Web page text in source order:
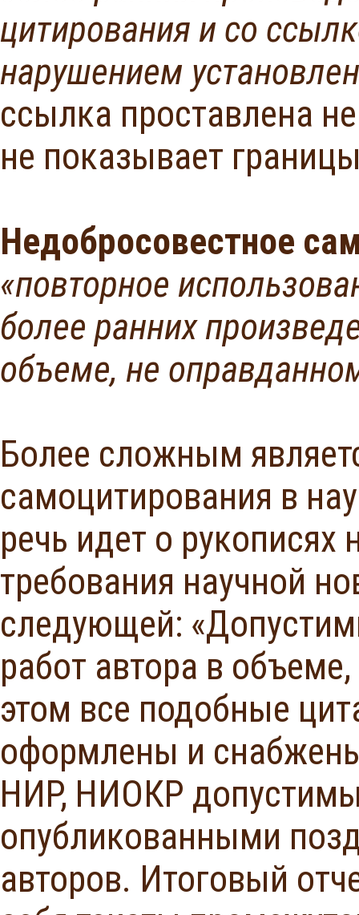
цитирования и со
нарушением
ссылка проставлена
не показывает
Недобросовестное
«повторное
более ранних
объеме, не
Более сложным
самоцитирования в
речь идет о
требования научной
следующей:
работ автора в
этом все подобные
оформлены и
НИР, НИОКР допустимы
опубликованными
авторов. Итоговый